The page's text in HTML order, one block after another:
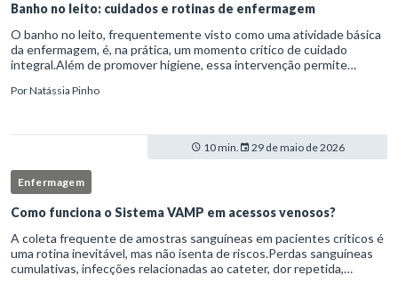
Banho no leito: cuidados e rotinas de enfermagem
O banho no leito, frequentemente visto como uma atividade básica
da enfermagem, é, na prática, um momento crítico de cuidado
integral.Além de promover higiene, essa intervenção permite
PorNatássia Pinho
10 min. 29 de maio de 2026
Enfermagem
Como funciona o Sistema VAMP em acessos venosos?
A coleta frequente de amostras sanguíneas em pacientes críticos é
uma rotina inevitável, mas não isenta de riscos.Perdas sanguíneas
cumulativas, infecções relacionadas ao cateter, dor repetida,